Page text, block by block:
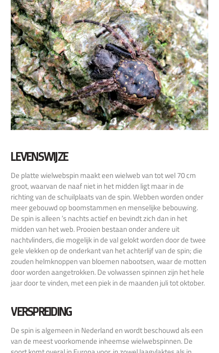
LEVENSWIJZE
De platte wielwebspin maakt een wielweb van tot wel 70 cm
groot, waarvan de naaf niet in het midden ligt maar in de
richting van de schuilplaats van de spin. Webben worden onder
meer gebouwd op boomstammen en menselijke bebouwing.
De spin is alleen ’s nachts actief en bevindt zich dan in het
midden van het web. Prooien bestaan onder andere uit
nachtvlinders, die mogelijk in de val gelokt worden door de twee
gele vlekken op de onderkant van het achterlijf van de spin; die
zouden helmknoppen van bloemen nabootsen, waar de motten
door worden aangetrokken. De volwassen spinnen zijn het hele
jaar door te vinden, met een piek in de maanden juli tot oktober.
VERSPREIDING
De spin is algemeen in Nederland en wordt beschouwd als een
van de meest voorkomende inheemse wielwebspinnen. De